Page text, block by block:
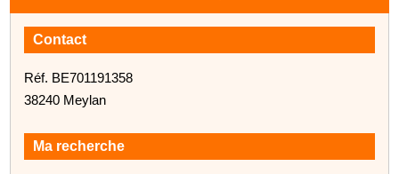
Contact
Réf. BE701191358
38240 Meylan
Ma recherche